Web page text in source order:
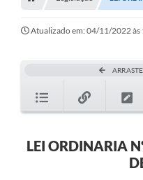
Diário Oficial
TRANSPARÊNCIA
Contato
Notícias
Denúncia de Lotes sujos e
Atualizado em: 04/11/2022 às
LEI ORDINARIA